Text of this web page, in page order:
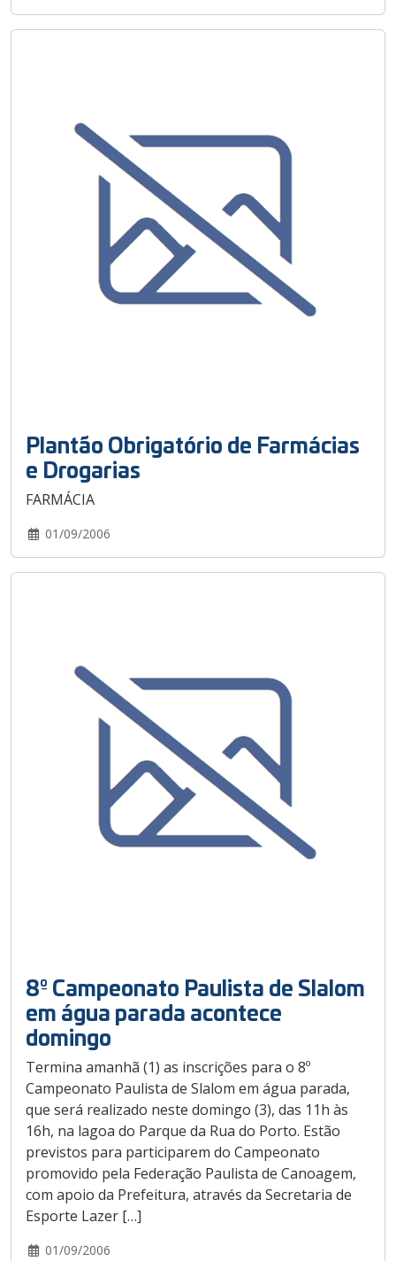
Plantão Obrigatório de Farmácias
e Drogarias
FARMÁCIA
01/09/2006
8º Campeonato Paulista de Slalom
em água parada acontece
domingo
Termina amanhã (1) as inscrições para o 8º
Campeonato Paulista de Slalom em água parada,
que será realizado neste domingo (3), das 11h às
16h, na lagoa do Parque da Rua do Porto. Estão
previstos para participarem do Campeonato
promovido pela Federação Paulista de Canoagem,
com apoio da Prefeitura, através da Secretaria de
Esporte Lazer […]
01/09/2006